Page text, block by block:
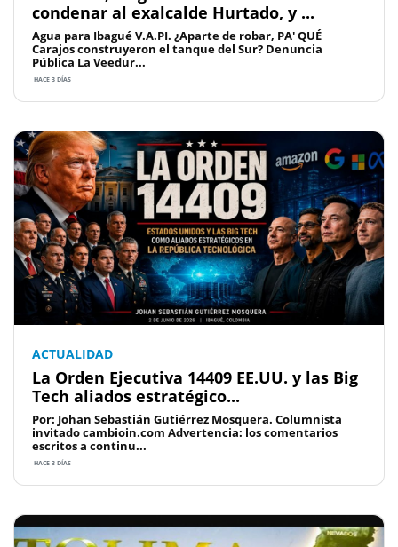
condenar al exalcalde Hurtado, y ...
Agua para Ibagué V.A.PI. ¿Aparte de robar, PA' QUÉ
Carajos construyeron el tanque del Sur? Denuncia
Pública La Veedur...
HACE 3 DÍAS
ACTUALIDAD
La Orden Ejecutiva 14409 EE.UU. y las Big
Tech aliados estratégico...
Por: Johan Sebastián Gutiérrez Mosquera. Columnista
invitado cambioin.com Advertencia: los comentarios
escritos a continu...
HACE 3 DÍAS